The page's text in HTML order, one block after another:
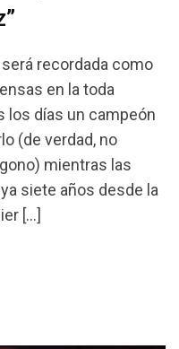
recordada como
en la toda
los días un campeón
(de verdad, no
mientras las
siete años desde la
[…]